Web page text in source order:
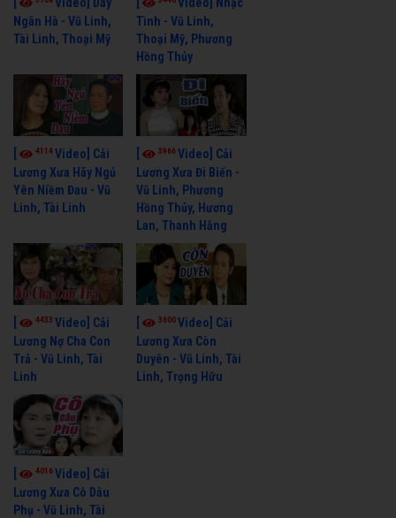
Ngân Hà - Vũ Linh,
Tài Linh, Thoại Mỹ
Tình - Vũ Linh,
Thoại Mỹ, Phương
Hồng Thủy
4114Video] Cải
Lương Xưa Hãy Ngủ
Yên Niềm Đau - Vũ
Linh, Tài Linh
3966Video] Cải
Lương Xưa Đi Biển -
Vũ Linh, Phương
Hồng Thủy, Hương
Lan, Thanh Hằng
4433 Video] Cải
Lương Nợ Cha Con
Trả - Vũ Linh, Tài
Linh
3600Video] Cải
Lương Xưa Còn
Duyên - Vũ Linh, Tài
Linh, Trọng Hữu
[ 4016Video] Cải
Lương Xưa Cô Dâu
Phụ - Vũ Linh, Tài